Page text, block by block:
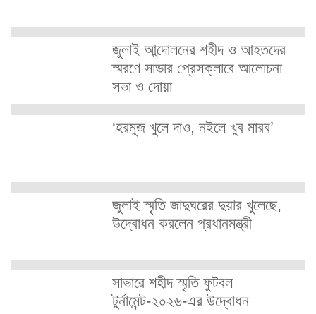
জুলাই আন্দোলনের শহীদ ও আহতদের
স্মরণে সাভার প্রেসক্লাবে আলোচনা
সভা ও দোয়া
‘হরমুজ খুলে দাও, নইলে খুব মারব’
জুলাই স্মৃতি জাদুঘরের দুয়ার খুলেছে,
উদ্বোধন করলেন প্রধানমন্ত্রী
সাভারে শহীদ স্মৃতি ফুটবল
টুর্নামেন্ট-২০২৬-এর উদ্বোধন